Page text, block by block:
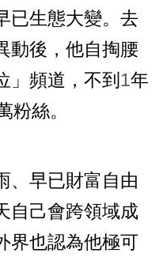
已生態大變。去
動後，他自掏腰
」頻道，不到 1年
粉絲。
、早已財富自由
自己會跨領域成
界也認為他極可